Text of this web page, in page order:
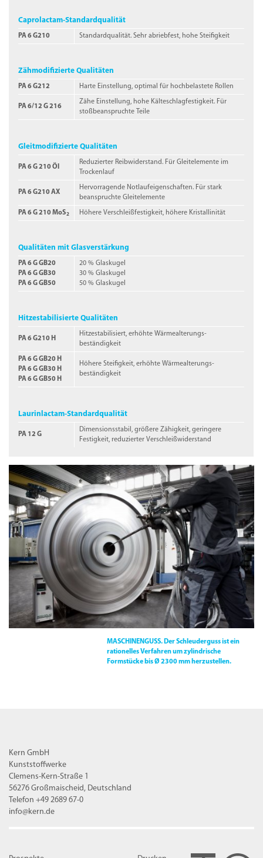
Caprolactam-Standardqualität
PA 6 G210 Standardqualität. Sehr abriebfest, hohe Steifigkeit
Zähmodifizierte Qualitäten
PA 6 G212 Harte Einstellung, optimal für hochbelastete Rollen
PA 6/12 G 216
Zähe Einstellung, hohe Kälteschlagfestigkeit. Für
stoßbeanspruchte Teile
Gleitmodifizierte Qualitäten
PA 6 G 210 Öl
Reduzierter Reibwiderstand. Für Gleitelemente im
Trockenlauf
PA 6 G210 AX
Hervorragende Notlauf­eigenschaften. Für stark
beanspruchte Gleitelemente
PA 6 G 210 MoS2 Höhere Verschleißfestigkeit, höhere Kristallinität
Qualitäten mit Glasverstärkung
PA 6 G GB20
PA 6 G GB30
PA 6 G GB50
20 % Glaskugel
30 % Glaskugel
50 % Glaskugel
Hitzestabilisierte Qualitäten
PA 6 G210 H
Hitzestabilisiert, erhöhte Wärme­alterungs­
beständigkeit
PA 6 G GB20 H
PA 6 G GB30 H
PA 6 G GB50 H
Höhere Steifigkeit, erhöhte Wärme­alterungs­
beständigkeit
Laurinlactam-Standardqualität
PA 12 G
Dimensionsstabil, größere Zähigkeit, geringere
Festigkeit, reduzierter Verschleißwiderstand
MASCHINENGUSS. Der Schleuderguss ist ein
rationelles Verfahren um zylindrische
Formstücke bis Ø 2300 mm herzustellen.
Kern GmbH
Kunststoffwerke
Clemens-Kern-Straße 1
56276 Großmaischeid, Deutschland
Telefon +49 2689 67-0
info@kern.de